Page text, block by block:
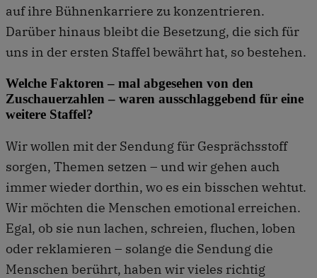
auf ihre Bühnenkarriere zu konzentrieren.
Darüber hinaus bleibt die Besetzung, die sich für
uns in der ersten Staffel bewährt hat, so bestehen.
Welche Faktoren – mal abgesehen von den
Zuschauerzahlen – waren ausschlaggebend für eine
weitere Staffel?
Wir wollen mit der Sendung für Gesprächsstoff
sorgen, Themen setzen – und wir gehen auch
immer wieder dorthin, wo es ein bisschen wehtut.
Wir möchten die Menschen emotional erreichen.
Egal, ob sie nun lachen, schreien, fluchen, loben
oder reklamieren – solange die Sendung die
Menschen berührt, haben wir vieles richtig